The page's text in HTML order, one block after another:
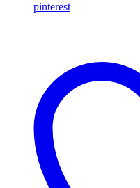
pinterest